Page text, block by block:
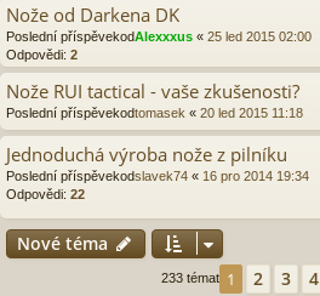
Nože od Darkena DK
Poslední příspěvekodAlexxxus « 25 led 2015 02:00
Odpovědi: 2
Nože RUI tactical - vaše zkušenosti?
Poslední příspěvekodtomasek « 20 led 2015 11:18
Jednoduchá výroba nože z pilníku
Poslední příspěvekodslavek74 « 16 pro 2014 19:34
Odpovědi: 22
Nové téma
233 témat 1 2 3 4